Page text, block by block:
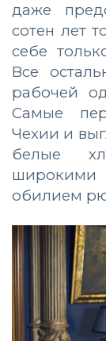
даже
сотен лет
себе
Все
рабочей
Самые
Чехии и
белые
обилием